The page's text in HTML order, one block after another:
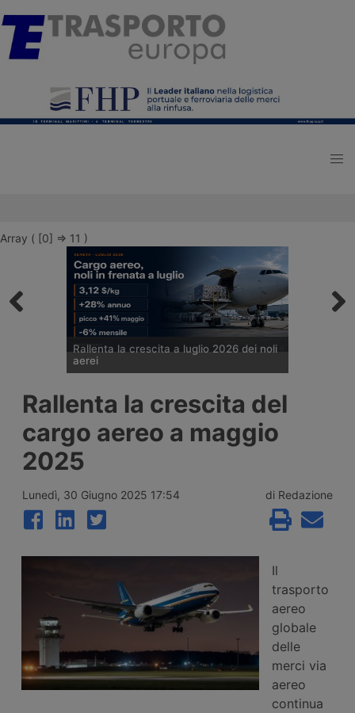
Array ( [0] => 11 )
Rallenta la crescita a luglio 2026 dei noli
aerei
sono saliti del 28% su base annua a luglio,
a 3,12 dollari per kg, ma il ritmo di crescita
rallenta per il secondo mese consecutivo.
Secondo Xeneta il mercato affronta una
seconda metà del 2026 più debole, con
pochi segnali di stagione di punta.
Rallenta la crescita del
cargo aereo a maggio
2025
Lunedì, 30 Giugno 2025 17:54 di Redazione
Il
trasporto
aereo
globale
delle
merci via
aereo
continua